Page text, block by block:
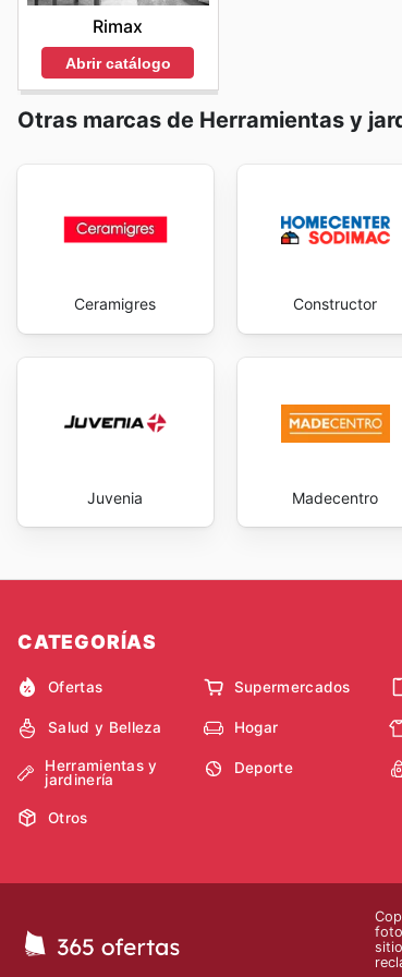
Rimax
Abrir catálogo
Otras marcas de Herramientas y
Ceramigres Constructor
Juvenia Madecentro
CATEGORÍAS
Ofertas Supermercados
Salud y Belleza Hogar
Herramientas y
jardinería
Deporte
Otros